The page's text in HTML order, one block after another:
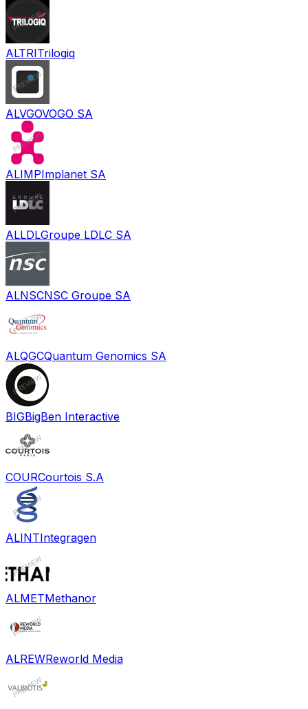
ALTRITrilogiq
ALVGOVOGO SA
ALIMPImplanet SA
ALLDLGroupe LDLC SA
ALNSCNSC Groupe SA
ALQGCQuantum Genomics SA
BIGBigBen Interactive
COURCourtois S.A
ALINTIntegragen
ALMETMethanor
ALREWReworld Media